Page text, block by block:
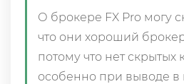
О брокере FX Pro могу
что они хороший
потому что нет скрытых
особенно при выводе в